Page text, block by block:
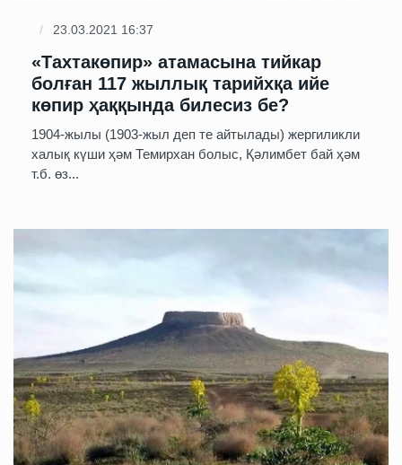
23.03.2021 16:37
«Тахтакөпир» атамасына тийкар
болған 117 жыллық тарийхқа ийе
көпир ҳаққында билесиз бе?
1904-жылы (1903-жыл деп те айтылады) жергиликли
халық күши ҳәм Темирхан болыс, Қәлимбет бай ҳәм
т.б. өз...